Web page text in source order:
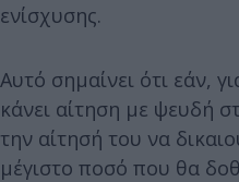
ενίσχυσης.
Αυτό σημαίνει ότι εάν,
κάνει αίτηση με ψευδή
την αίτησή του να
μέγιστο ποσό που θα